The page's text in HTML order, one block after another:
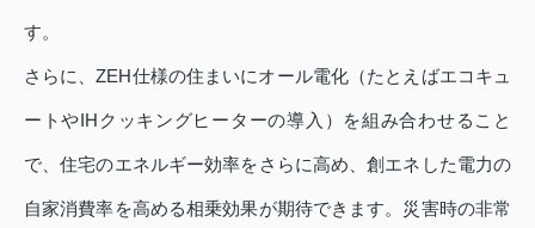
す。
さらに、ZEH仕様の住まいにオール電化（たとえばエコキュ
ートやIHクッキングヒーターの導入）を組み合わせること
で、住宅のエネルギー効率をさらに高め、創エネした電力の
自家消費率を高める相乗効果が期待できます。災害時の非常